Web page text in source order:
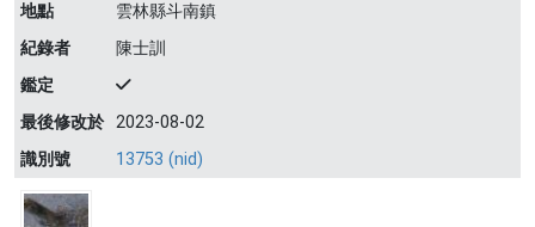
地點
雲林縣斗南鎮
紀錄者
陳士訓
鑑定
最後修改於 2023-08-02
識別號
13753 (nid)